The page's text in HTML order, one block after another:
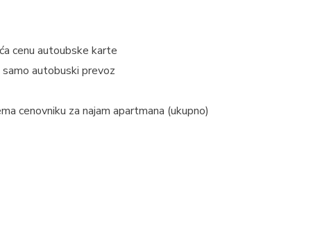
cenu autoubske karte
samo autobuski prevoz
cenovniku za najam apartmana (ukupno)